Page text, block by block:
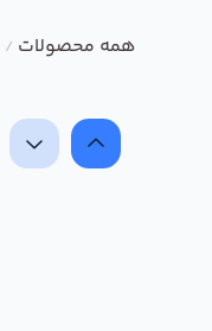
همه محصولات /